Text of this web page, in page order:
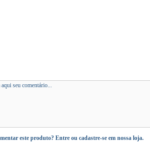
este produto? Entre ou cadastre-se em nossa loja.